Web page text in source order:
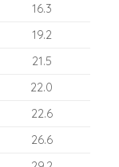
16.3
19.2
21.5
22.0
22.6
26.6